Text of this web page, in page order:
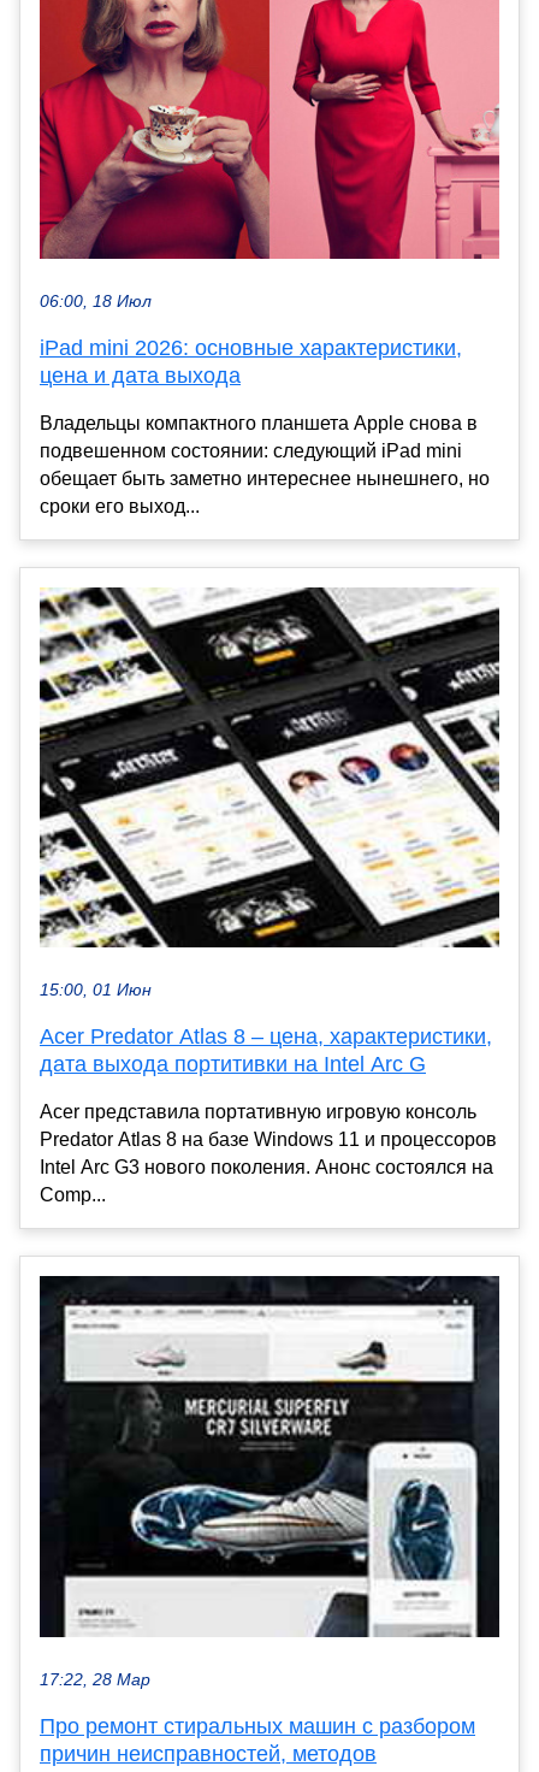
06:00, 18 Июл
iPad mini 2026: основные характеристики,
цена и дата выхода
Владельцы компактного планшета Apple снова в
подвешенном состоянии: следующий iPad mini
обещает быть заметно интереснее нынешнего, но
сроки его выход...
15:00, 01 Июн
Acer Predator Atlas 8 – цена, характеристики,
дата выхода портитивки на Intel Arc G
Acer представила портативную игровую консоль
Predator Atlas 8 на базе Windows 11 и процессоров
Intel Arc G3 нового поколения. Анонс состоялся на
Comp...
17:22, 28 Мар
Про ремонт стиральных машин с разбором
причин неисправностей, методов